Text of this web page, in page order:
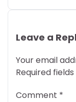
Leave a
Your email
Required
Comment *